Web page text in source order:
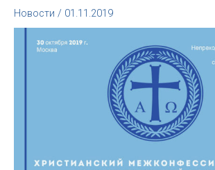
Новости / 01.11.2019